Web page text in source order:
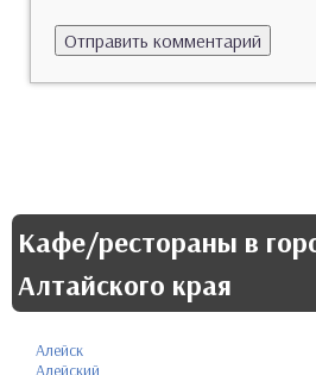
Кафе/рестораны в
Алтайского края
Алейск
Алейский